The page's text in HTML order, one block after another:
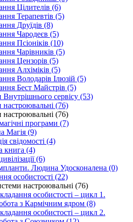
Цілителів (6)
Терапевтів (5)
Друїдів (8)
Чародеєв (5)
Псіоніків (10)
Чарівників (5)
Цензорів (5)
Алхіміків (5)
Володарів Ілюзій (5)
Бест Майстрів (5)
Внутрішнього сервісу (53)
настроювальні (76)
настроювальні (76)
програми (7)
Магія (9)
свідомості (4)
книга (4)
(6)
Людина Удосконалена (0)
особистості (22)
настроювальні (76)
особистості – цикл 1.
з Кармічним ядром (8)
особистості – цикл 2.